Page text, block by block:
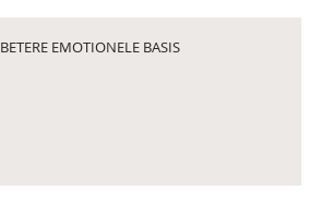
BETERE EMOTIONELE BASIS